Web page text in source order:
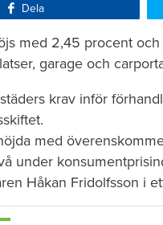
Dela
med 2,45 procent
garage och
krav inför
med
under
Håkan Fridolfsson i